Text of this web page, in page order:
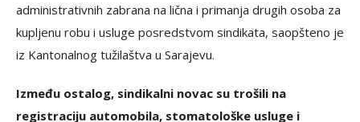
administrativnih zabrana na lična i primanja drugih osoba za
kupljenu robu i usluge posredstvom sindikata, saopšteno je
iz Kantonalnog tužilaštva u Sarajevu.
Između ostalog, sindikalni novac su trošili na
registraciju automobila, stomatološke usluge i